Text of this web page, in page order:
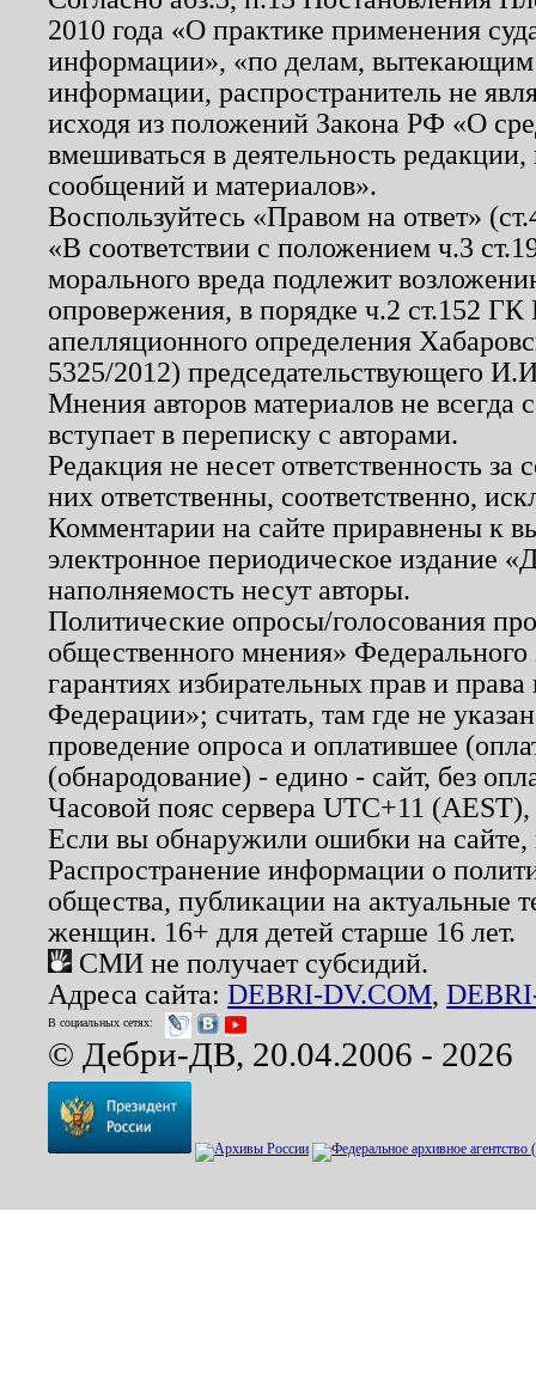
2010 года «О практике применения
информации», «по делам, вытекающим
информации, распространитель не
исходя из положений Закона РФ «О
вмешиваться в деятельность
сообщений и материалов».
Воспользуйтесь «Правом на ответ»
«В соответствии с положением ч.3
морального вреда подлежит
опровержения, в порядке ч.2 ст.152
апелляционного определения
5325/2012) председательствующего
Мнения авторов материалов не
вступает в переписку с авторами.
Редакция не несет ответственность
них ответственны, соответственно,
Комментарии на сайте приравнены к
электронное периодическое издание
наполняемость несут авторы.
Политические опросы/голосования
общественного мнения»
гарантиях избирательных прав и
Федерации»; считать, там где не
проведение опроса и оплатившее
(обнародование) - едино - сайт, без
Часовой пояс сервера UTC+11
Если вы обнаружили ошибки на
Распространение информации о
общества, публикации на актуальные
женщин. 16+ для детей старше 16 лет.
СМИ не получает субсидий.
Адреса сайта: DEBRI-DV.COM,
В социальных сетях:
© Дебри-ДВ, 20.04.2006 - 2026